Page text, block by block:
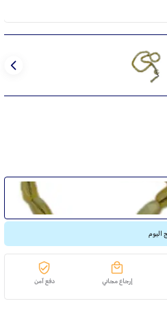
اليوم
إرجاع مجاني دفع آمن